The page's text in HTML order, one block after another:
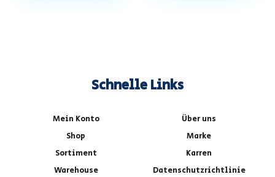
Schnelle Links
Mein Konto
Über uns
Shop
Marke
Sortiment
Karren
Warehouse
Datenschutzrichtlinie